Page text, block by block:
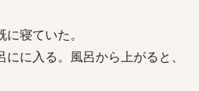
寝ていた。
に入る。風呂から上がると、